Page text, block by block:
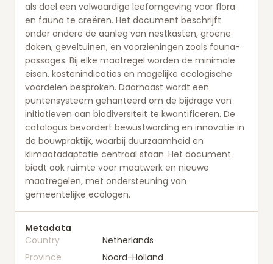
als doel een volwaardige leefomgeving voor flora
en fauna te creëren. Het document beschrijft
onder andere de aanleg van nestkasten, groene
daken, geveltuinen, en voorzieningen zoals fauna-
passages. Bij elke maatregel worden de minimale
eisen, kostenindicaties en mogelijke ecologische
voordelen besproken. Daarnaast wordt een
puntensysteem gehanteerd om de bijdrage van
initiatieven aan biodiversiteit te kwantificeren. De
catalogus bevordert bewustwording en innovatie in
de bouwpraktijk, waarbij duurzaamheid en
klimaatadaptatie centraal staan. Het document
biedt ook ruimte voor maatwerk en nieuwe
maatregelen, met ondersteuning van
gemeentelijke ecologen.
Metadata
Country
Netherlands
Province
Noord-Holland